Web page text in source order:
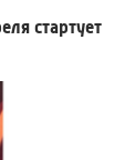
стартует